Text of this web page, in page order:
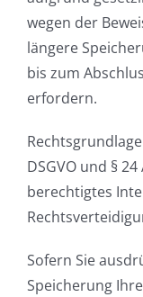
wegen der
längere
bis zum
erfordern.
DSGVO und §
berechtigtes
Sofern Sie
Speicherung